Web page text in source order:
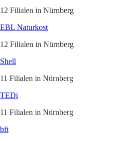
12 Filialen in Nürnberg
EBL Naturkost
12 Filialen in Nürnberg
Shell
11 Filialen in Nürnberg
TEDi
11 Filialen in Nürnberg
bft